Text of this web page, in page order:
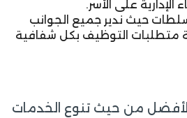
الإدارية على الأسر.
حيث ندير جميع الجوانب
متطلبات التوظيف بكل شفافية
الأفضل من حيث تنوع الخدمات